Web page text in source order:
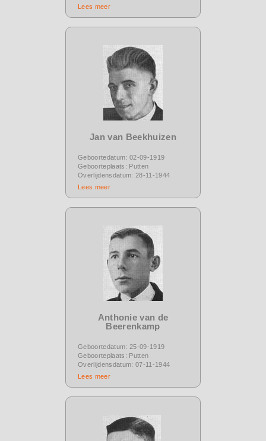
Lees meer
Jan van Beekhuizen
Geboortedatum: 02-09-1919
Geboorteplaats: Putten
Overlijdensdatum: 28-11-1944
Lees meer
Anthonie van de
Beerenkamp
Geboortedatum: 25-09-1919
Geboorteplaats: Putten
Overlijdensdatum: 07-11-1944
Lees meer